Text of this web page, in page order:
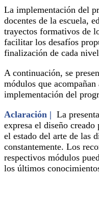
La implementación del
docentes de la escuela,
trayectos formativos de
facilitar los desafíos
finalización de cada
A continuación, se
módulos que
implementación del
Aclaración | La
expresa el diseño
el estado del arte de las
constantemente. Los
respectivos módulos
los últimos